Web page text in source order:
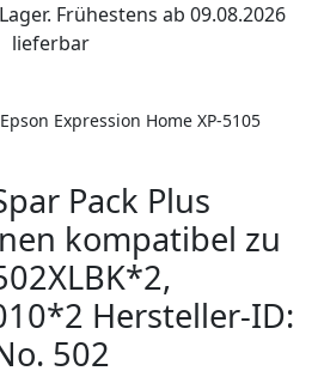
Frühestens ab 09.08.2026
lieferbar
Expression Home XP-5105
Pack Plus
kompatibel zu
Hersteller-ID:
502